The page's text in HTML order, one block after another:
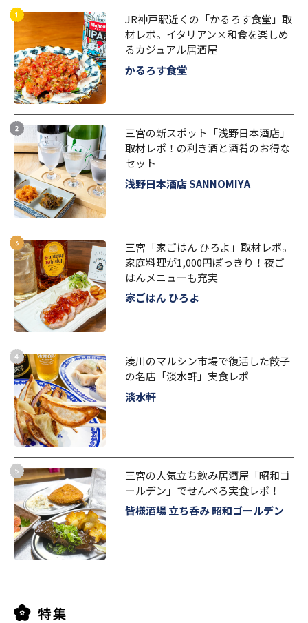
JR神戸駅近くの「かるろす食堂」取
材レポ。イタリアン×和食を楽しめ
るカジュアル居酒屋
かるろす食堂
三宮の新スポット「浅野日本酒店」
取材レポ！の利き酒と酒肴のお得な
セット
浅野日本酒店 SANNOMIYA
三宮「家ごはん ひろよ」取材レポ。
家庭料理が1,000円ぽっきり！夜ご
はんメニューも充実
家ごはん ひろよ
湊川のマルシン市場で復活した餃子
の名店「淡水軒」実食レポ
淡水軒
三宮の人気立ち飲み居酒屋「昭和ゴ
ールデン」でせんべろ実食レポ！
皆様酒場 立ち呑み 昭和ゴールデン